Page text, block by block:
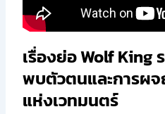
เรื่องย่อ Wolf King​
พบตัวตนและการผ
แห่งเวทมนตร์